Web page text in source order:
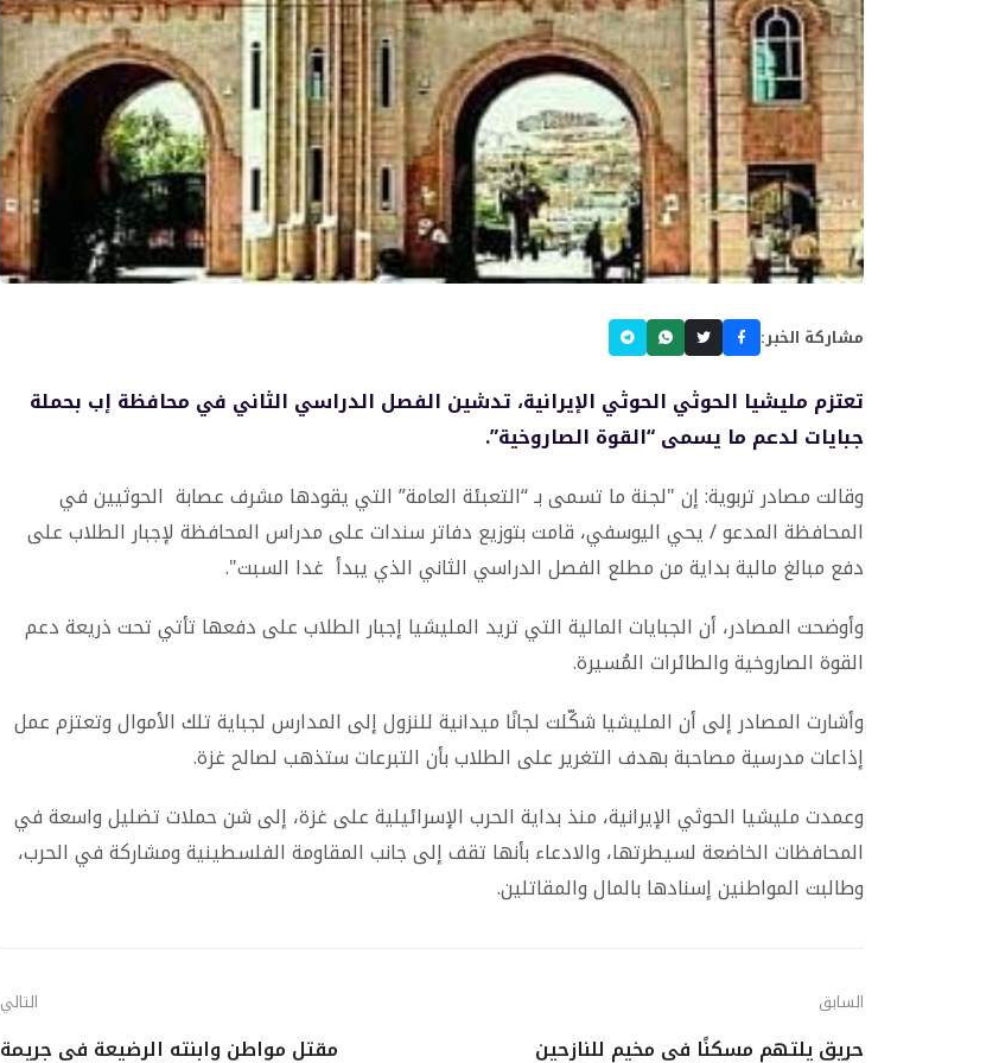
مشاركة الخبر:
تعتزم مليشيا الحوثي الحوثي الإيرانية، تدشين الفصل الدراسي الثاني في محافظة إب بحملة
جبايات لدعم ما يسمى “القوة الصاروخية”.
وقالت مصادر تربوية: إن "لجنة ما تسمى بـ “التعبئة العامة” التي يقودها مشرف عصابة الحوثيين في
المحافظة المدعو / يحي اليوسفي، قامت بتوزيع دفاتر سندات على مدراس المحافظة لإجبار الطلاب على
دفع مبالغ مالية بداية من مطلع الفصل الدراسي الثاني الذي يبدأ غدا السبت".
وأوضحت المصادر، أن الجبايات المالية التي تريد المليشيا إجبار الطلاب على دفعها تأتي تحت ذريعة دعم
القوة الصاروخية والطائرات المُسيرة.
وأشارت المصادر إلى أن المليشيا شكّلت لجانًا ميدانية للنزول إلى المدارس لجباية تلك الأموال وتعتزم عمل
إذاعات مدرسية مصاحبة بهدف التغرير على الطلاب بأن التبرعات ستذهب لصالح غزة.
وعمدت مليشيا الحوثي الإيرانية، منذ بداية الحرب الإسرائيلية على غزة، إلى شن حملات تضليل واسعة في
المحافظات الخاضعة لسيطرتها، والادعاء بأنها تقف إلى جانب المقاومة الفلسطينية ومشاركة في الحرب،
وطالبت المواطنين إسنادها بالمال والمقاتلين.
السابق
حريق يلتهم مسكنًا في مخيم للنازحين
التالي
مقتل مواطن وابنته الرضيعة في جريمة